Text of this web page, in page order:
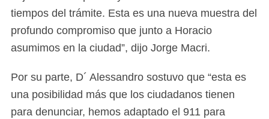
tiempos del trámite. Esta es una nueva muestra del
profundo compromiso que junto a Horacio
asumimos en la ciudad”, dijo Jorge Macri.
Por su parte, D´ Alessandro sostuvo que “esta es
una posibilidad más que los ciudadanos tienen
para denunciar, hemos adaptado el 911 para